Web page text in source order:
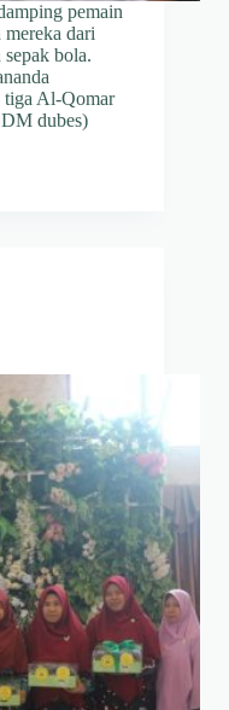
pemain
mereka dari
bola.
tiga Al-Qomar
dubes)